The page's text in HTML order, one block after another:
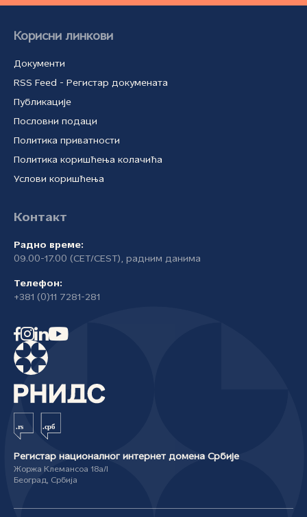
Корисни линкови
Документи
RSS Feed - Регистар докумената
Публикације
Пословни подаци
Политика приватности
Политика коришћења колачића
Услови коришћења
Контакт
Радно време:
09.00-17.00 (CET/CEST), радним данима
Телефон:
+381 (0)11 7281-281
Регистар националног интернет домена Србије
Жоржа Клемансоа 18а/I
Београд, Србија